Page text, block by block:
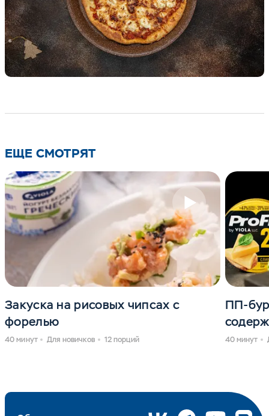
ЕЩЕ СМОТРЯТ
Закуска на рисовых чипсах с
форелью
40 минут Для новичков 12 порций
ПП-
40 минут